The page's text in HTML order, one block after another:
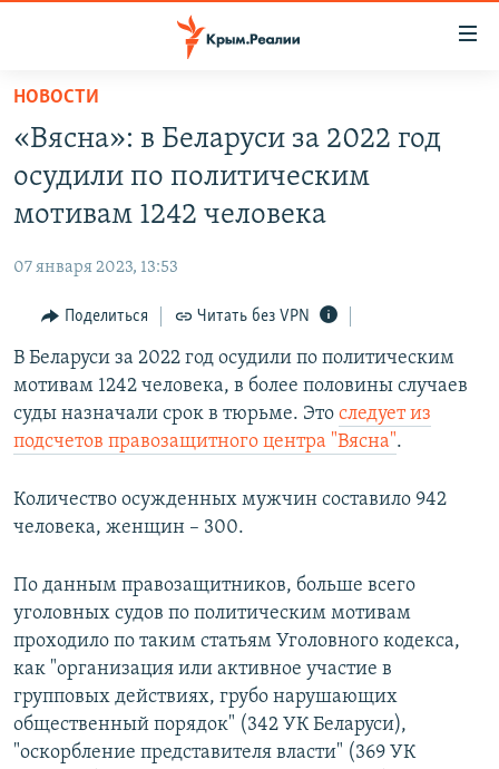
Вернуться
основному
содержанию
Вернутся
главной
навигации
Вернутся
поиску
11 ЛЕТ ОККУПАЦИИ КРЫМА. 11 ИСТОРИЙ СОПРОТИВЛЕНИЯ
ВОДА
ЕЩЕ
ИНТЕРАКТИВ
ИНФОГРАФИКА
СОВЕТЫ ПРАВОЗАЩИТНИКОВ
ПОБЕДИТЕЛЕЙ НЕ СУДЯТ?
УКРАИНСКАЯ ПРОБЛЕМА КРЫМА
РАДІО СВОБОДА
КАК ОБОЙТИ БЛОКИРОВКУ
Українською
Qırımtatar
Все сайты RFE/RL
НОВОСТИ
«Вясна»: в Беларуси за 2022 год
осудили по политическим
мотивам 1242 человека
07 января 2023, 13:53
Поделиться Читать без VPN
В Беларуси за 2022 год осудили по политическим
мотивам 1242 человека, в более половины случаев
суды назначали срок в тюрьме. Это следует из
подсчетов правозащитного центра "Вясна".
Количество осужденных мужчин составило 942
человека, женщин – 300.
По данным правозащитников, больше всего
уголовных судов по политическим мотивам
проходило по таким статьям Уголовного кодекса,
как "организация или активное участие в
групповых действиях, грубо нарушающих
общественный порядок" (342 УК Беларуси),
"оскорбление представителя власти" (369 УК